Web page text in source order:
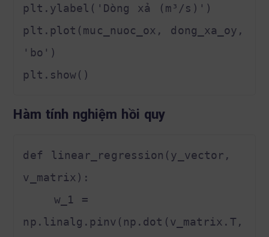
plt.ylabel('Dòng xả (m³/s)')
plt.plot(muc_nuoc_ox, dong_xa_oy,
'bo')
Hàm tính nghiệm hồi quy
def linear_regression(y_vector,
v_matrix):
    w_1 =
np.linalg.pinv(np.dot(v_matrix.T,